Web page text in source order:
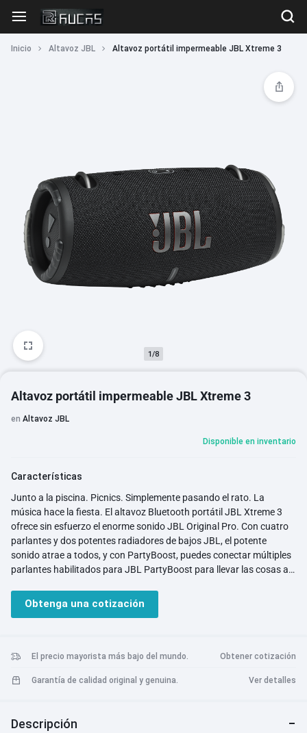
Inicio Altavoz JBL Altavoz portátil impermeable JBL Xtreme 3
1/8
Altavoz portátil impermeable JBL Xtreme 3
en Altavoz JBL
Disponible en inventario
Características
Junto a la piscina. Picnics. Simplemente pasando el rato. La
música hace la fiesta. El altavoz Bluetooth portátil JBL Xtreme 3
ofrece sin esfuerzo el enorme sonido JBL Original Pro. Con cuatro
parlantes y dos potentes radiadores de bajos JBL, el potente
sonido atrae a todos, y con PartyBoost, puedes conectar múltiples
parlantes habilitados para JBL PartyBoost para llevar las cosas al
Xtreme 3, resistente al agua y al polvo, no le importará en absoluto,
y la cómoda correa de transporte con abridor de botellas
Obtenga una cotización
El precio mayorista más bajo del mundo. Obtener cotización
Garantía de calidad original y genuina. Ver detalles
Descripción